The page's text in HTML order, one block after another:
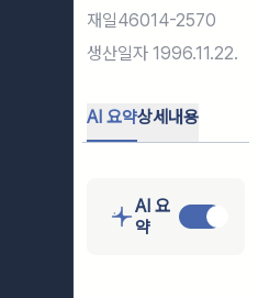
재일46014-2570
생산일자 1996.11.22.
AI 요약상세내용
AI 요
약